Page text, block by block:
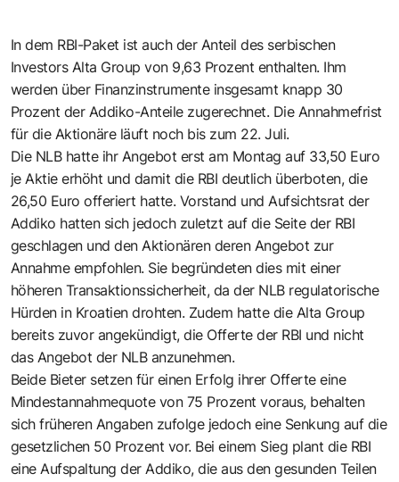
In dem RBI-Paket ist auch der Anteil des serbischen
Investors Alta Group von 9,63 Prozent enthalten. Ihm
werden über Finanzinstrumente insgesamt knapp 30
Prozent der Addiko-Anteile zugerechnet. Die Annahmefrist
für die Aktionäre läuft noch bis zum 22. Juli.
Die NLB hatte ihr Angebot erst am Montag auf 33,50 Euro
je Aktie erhöht und damit die RBI deutlich überboten, die
26,50 Euro offeriert hatte. Vorstand und Aufsichtsrat der
Addiko hatten sich jedoch zuletzt auf die Seite der RBI
geschlagen und den Aktionären deren Angebot zur
Annahme empfohlen. Sie begründeten dies mit einer
höheren Transaktionssicherheit, da der NLB regulatorische
Hürden in Kroatien drohten. Zudem hatte die Alta Group
bereits zuvor angekündigt, die Offerte der RBI und nicht
das Angebot der NLB anzunehmen.
Beide Bieter setzen für einen Erfolg ihrer Offerte eine
Mindestannahmequote von 75 Prozent voraus, behalten
sich früheren Angaben zufolge jedoch eine Senkung auf die
gesetzlichen 50 Prozent vor. Bei einem Sieg plant die RBI
eine Aufspaltung der Addiko, die aus den gesunden Teilen